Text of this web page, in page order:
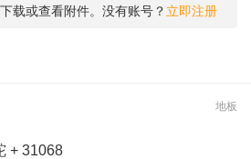
载或查看附件。没有账号？ 立即注册
地板
+ 31068